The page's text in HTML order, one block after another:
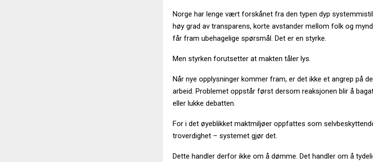
Norge har lenge vært forskånet fra den typen dyp
høy grad av transparens, korte avstander mellom folk og
får fram ubehagelige spørsmål. Det er en styrke.
Men styrken forutsetter at makten tåler lys.
Når nye opplysninger kommer fram, er det ikke et angrep på
arbeid. Problemet oppstår først dersom reaksjonen blir å
eller lukke debatten.
For i det øyeblikket maktmiljøer oppfattes som
troverdighet – systemet gjør det.
Dette handler derfor ikke om å dømme. Det handler om å